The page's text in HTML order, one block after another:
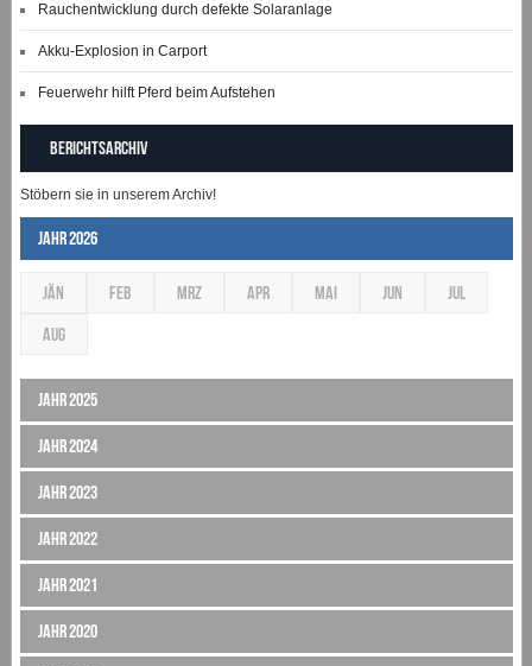
Rauchentwicklung durch defekte Solaranlage
Akku-Explosion in Carport
Feuerwehr hilft Pferd beim Aufstehen
Berichtsarchiv
Stöbern sie in unserem Archiv!
Jahr 2026
JÄN FEB MRZ APR MAI JUN JUL
AUG
Jahr 2025
Jahr 2024
Jahr 2023
Jahr 2022
Jahr 2021
Jahr 2020